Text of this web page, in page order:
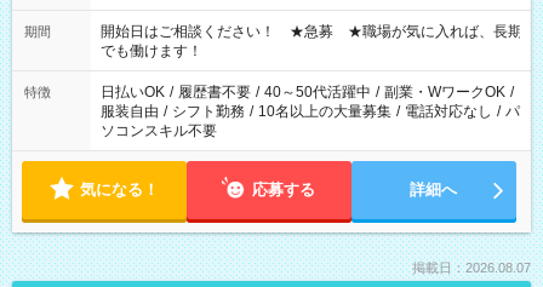
の場合、他のお仕事と合わせ週40時間超の就業はご案内できま
せん ※法令に基づき、週20時間以上勤務は社会保険への加入対
象となります ※労働者派遣法（日雇い派遣の原則禁止）によ
り、短時間・短期間の就業はご案内が難しい場合があります
期間
開始日はご相談ください！ ★急募 ★職場が気に入れば、長期
でも働けます！
特徴 日払いOK / 履歴書不要 / 40～50代活躍中 / 副業・WワークOK /
服装自由 / シフト勤務 / 10名以上の大量募集 / 電話対応なし / パ
ソコンスキル不要
気になる！ 応募する 詳細へ
掲載日：2026.08.07